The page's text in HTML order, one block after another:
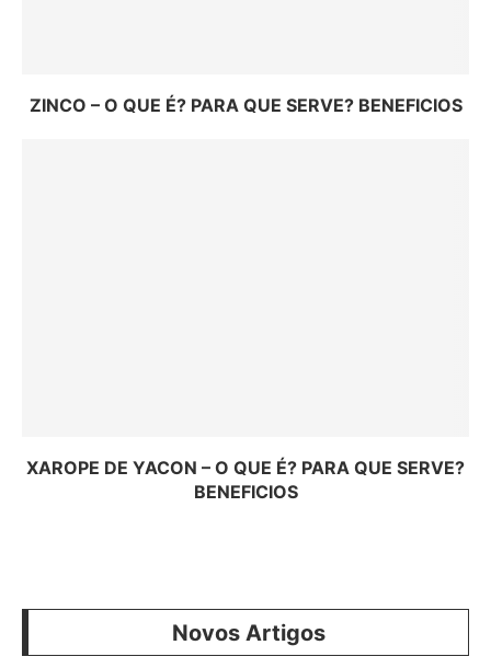
ZINCO – O QUE É? PARA QUE SERVE? BENEFICIOS
XAROPE DE YACON – O QUE É? PARA QUE SERVE?
BENEFICIOS
Novos Artigos